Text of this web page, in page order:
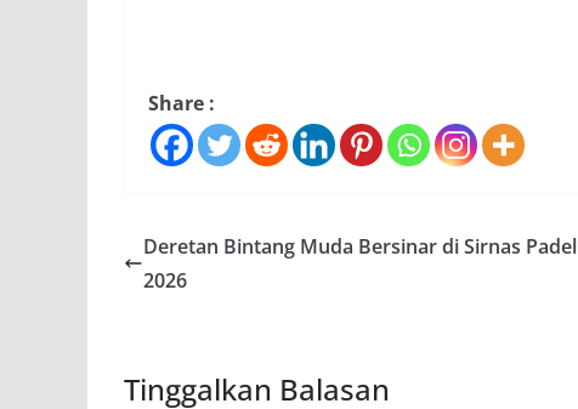
Share :
Deretan Bintang Muda Bersinar di Sirnas Padel
2026
Tinggalkan Balasan